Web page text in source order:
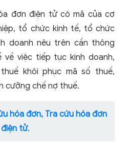
đơn điện tử có mã của cơ
tổ chức kinh tế, tổ chức
doanh nêu trên cần thông
việc tiếp tục kinh doanh,
khôi phục mã số thuế,
cưỡng chế nợ thuế.
hóa đơn, Tra cứu hóa đơn
điện tử.